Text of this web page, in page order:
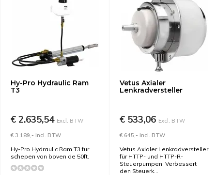
Hy-Pro Hydraulic Ram
T3
€ 2.635,54 Excl. BTW
€ 3.189,- Incl. BTW
Hy-Pro Hydraulic Ram T3 für
schepen von boven de 50ft.
Vetus Axialer
Lenkradversteller
€ 533,06 Excl. BTW
€ 645,- Incl. BTW
Vetus Axialer Lenkradversteller
für HTTP- und HTTP-R-
Steuerpumpen. Verbessert
den Steuerk...